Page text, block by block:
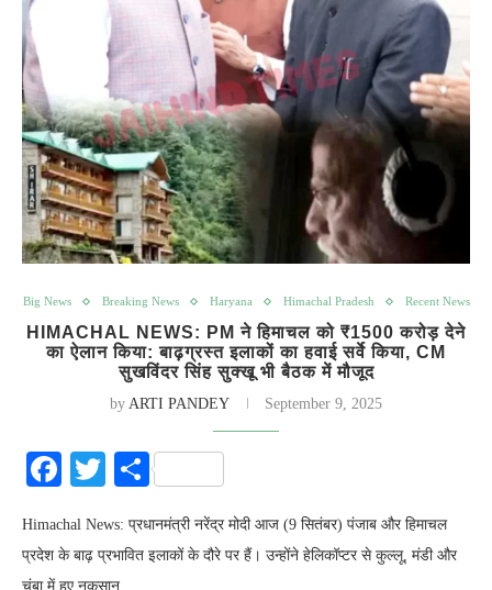
Big News Breaking News Haryana Himachal Pradesh Recent News
HIMACHAL NEWS: PM ने हिमाचल को ₹1500 करोड़ देने
का ऐलान किया: बाढ़ग्रस्त इलाकों का हवाई सर्वे किया, CM
सुखविंदर सिंह सुक्खू भी बैठक में मौजूद
by ARTI PANDEY September 9, 2025
Facebook
Twitter
Share
Himachal News: प्रधानमंत्री नरेंद्र मोदी आज (9 सितंबर) पंजाब और हिमाचल
प्रदेश के बाढ़ प्रभावित इलाकों के दौरे पर हैं। उन्होंने हेलिकॉप्टर से कुल्लू, मंडी और
चंबा में हुए नुकसान…